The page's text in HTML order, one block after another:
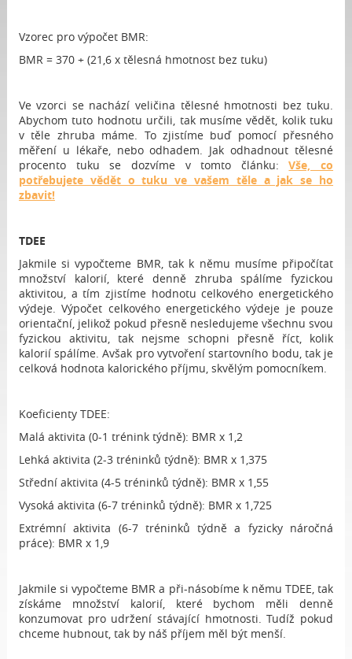
Vzorec pro výpočet BMR:
BMR = 370 + (21,6 x tělesná hmotnost bez tuku)
Ve vzorci se nachází veličina tělesné hmotnosti bez tuku.
Abychom tuto hodnotu určili, tak musíme vědět, kolik tuku
v těle zhruba máme. To zjistíme buď pomocí přesného
měření u lékaře, nebo odhadem. Jak odhadnout tělesné
procento tuku se dozvíme v tomto článku:Vše, co
potřebujete vědět o tuku ve vašem těle a jak se ho
zbavit!
TDEE
Jakmile si vypočteme BMR, tak k němu musíme připočítat
množství kalorií, které denně zhruba spálíme fyzickou
aktivitou, a tím zjistíme hodnotu celkového energetického
výdeje. Výpočet celkového energetického výdeje je pouze
orientační, jelikož pokud přesně nesledujeme všechnu svou
fyzickou aktivitu, tak nejsme schopni přesně říct, kolik
kalorií spálíme. Avšak pro vytvoření startovního bodu, tak je
celková hodnota kalorického příjmu, skvělým pomocníkem.
Koeficienty TDEE:
Malá aktivita (0-1 trénink týdně): BMR x 1,2
Lehká aktivita (2-3 tréninků týdně): BMR x 1,375
Střední aktivita (4-5 tréninků týdně): BMR x 1,55
Vysoká aktivita (6-7 tréninků týdně): BMR x 1,725
Extrémní aktivita (6-7 tréninků týdně a fyzicky náročná
práce): BMR x 1,9
Jakmile si vypočteme BMR a při-násobíme k němu TDEE, tak
získáme množství kalorií, které bychom měli denně
konzumovat pro udržení stávající hmotnosti. Tudíž pokud
chceme hubnout, tak by náš příjem měl být menší.